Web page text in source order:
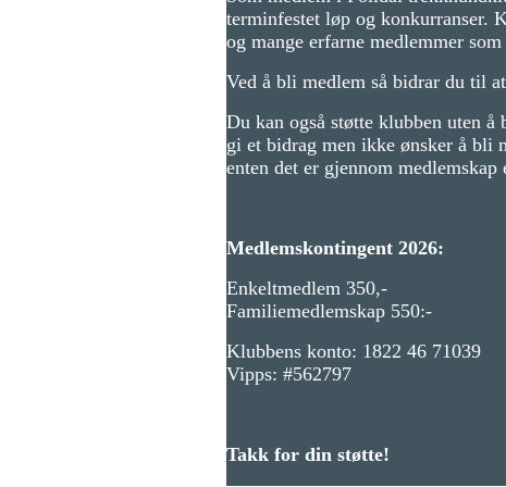
terminfestet løp og konkurranser.
og mange erfarne medlemmer
Ved å bli medlem så bidrar du til
Du kan også støtte klubben uten
gi et bidrag men ikke ønsker å bli
enten det er gjennom medlemskap
Medlemskontingent 2026:
Enkeltmedlem 350,-
Familiemedlemskap 550:-
Klubbens konto: 1822 46 71039
Vipps: #562797
Takk for din støtte!